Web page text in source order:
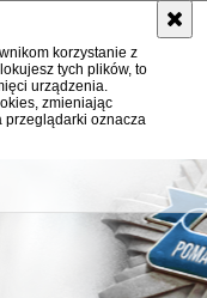
korzystanie z
tych plików, to
urządzenia.
zmieniając
przeglądarki oznacza